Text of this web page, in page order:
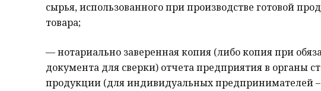
сырья, использованного при производстве готовой
товара;
— нотариально заверенная копия (либо копия при
документа для сверки) отчета предприятия в органы
продукции (для индивидуальных предпринимателей